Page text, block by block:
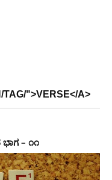
TAG/">VERSE</A>
– ೧೧